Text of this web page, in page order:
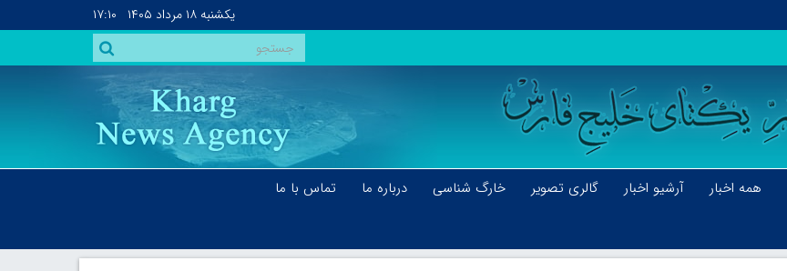
یکشنبه ۱۸ مرداد ۱۴۰۵ ۱۷:۱۰
همه اخبار آرشیو اخبار گالری تصویر خارگ شناسی درباره ما
تماس با ما